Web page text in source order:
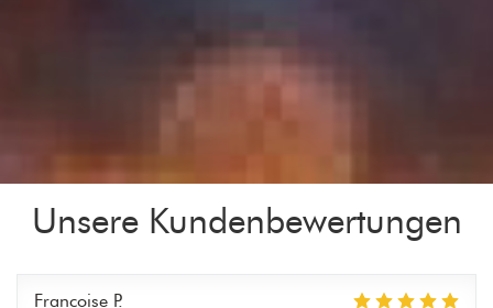
Unsere Kundenbewertungen
Francoise P